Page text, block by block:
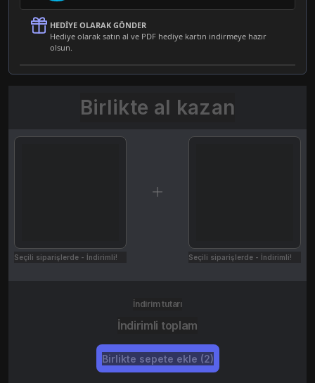
HEDIYE OLARAK GÖNDER
Hediye olarak satın al ve PDF hediye kartın indirmeye hazır
olsun.
Birlikte al kazan
Seçili siparişlerde - İndirimli! Seçili siparişlerde - İndirimli!
İndirim tutarı
İndirimli toplam
Birlikte sepete ekle (2)